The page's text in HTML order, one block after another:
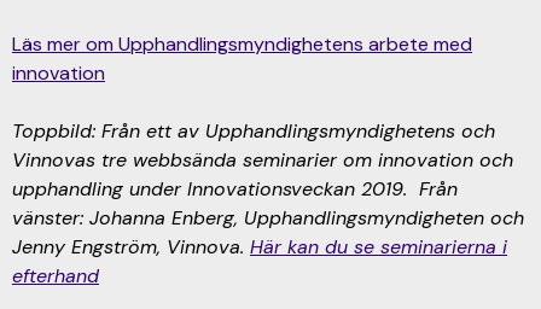
Läs mer om Upphandlingsmyndighetens arbete med
innovation
Toppbild: Från ett av Upphandlingsmyndighetens och
Vinnovas tre webbsända seminarier om innovation och
upphandling under Innovationsveckan 2019. Från
vänster: Johanna Enberg, Upphandlingsmyndigheten och
Jenny Engström, Vinnova. Här kan du se seminarierna i
efterhand